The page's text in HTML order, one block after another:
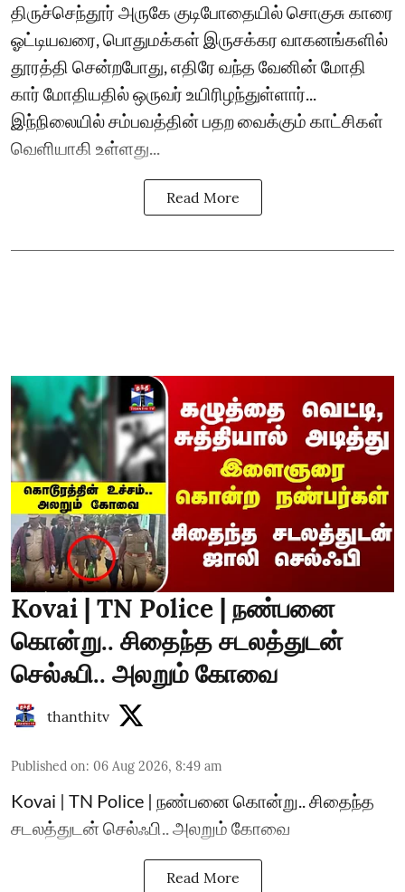
திருச்செந்தூர் அருகே குடிபோதையில் சொகுசு காரை
ஓட்டியவரை, பொதுமக்கள் இருசக்கர வாகனங்களில்
தூரத்தி சென்றபோது, எதிரே வந்த வேனின் மோதி
கார் மோதியதில் ஒருவர் உயிரிழந்துள்ளார்...
இந்நிலையில் சம்பவத்தின் பதற வைக்கும் காட்சிகள்
வெளியாகி உள்ளது...
Read More
Kovai | TN Police | நண்பனை
கொன்று.. சிதைந்த சடலத்துடன்
செல்ஃபி.. அலறும் கோவை
thanthitv
Published on: 06 Aug 2026, 8:49 am
Kovai | TN Police | நண்பனை கொன்று.. சிதைந்த
சடலத்துடன் செல்ஃபி.. அலறும் கோவை
Read More